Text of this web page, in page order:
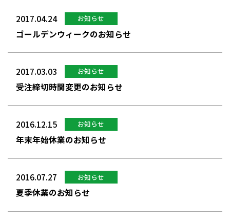
2017.04.24 お知らせ
ゴールデンウィークのお知らせ
2017.03.03 お知らせ
受注締切時間変更のお知らせ
2016.12.15 お知らせ
年末年始休業のお知らせ
2016.07.27 お知らせ
夏季休業のお知らせ